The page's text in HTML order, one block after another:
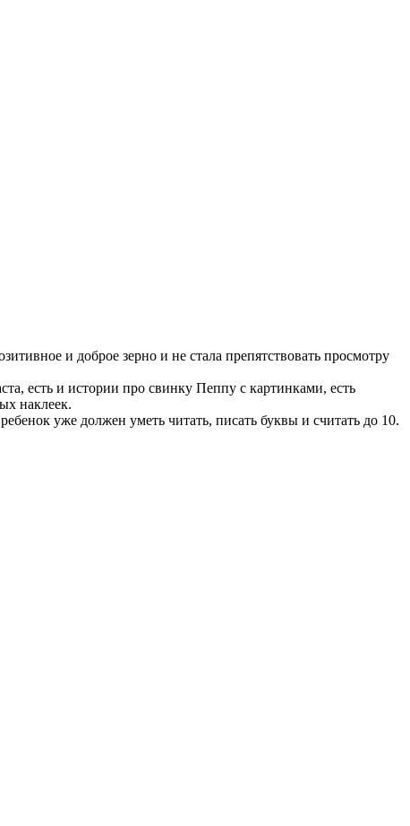
и доброе зерно и не стала препятствовать просмотру
есть и истории про свинку Пеппу с картинками, есть
наклеек.
уже должен уметь читать, писать буквы и считать до 10.